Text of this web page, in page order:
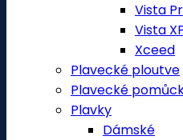
Vista
Vista
Xceed
Plavecké ploutve
Plavecké
Plavky
Dámské